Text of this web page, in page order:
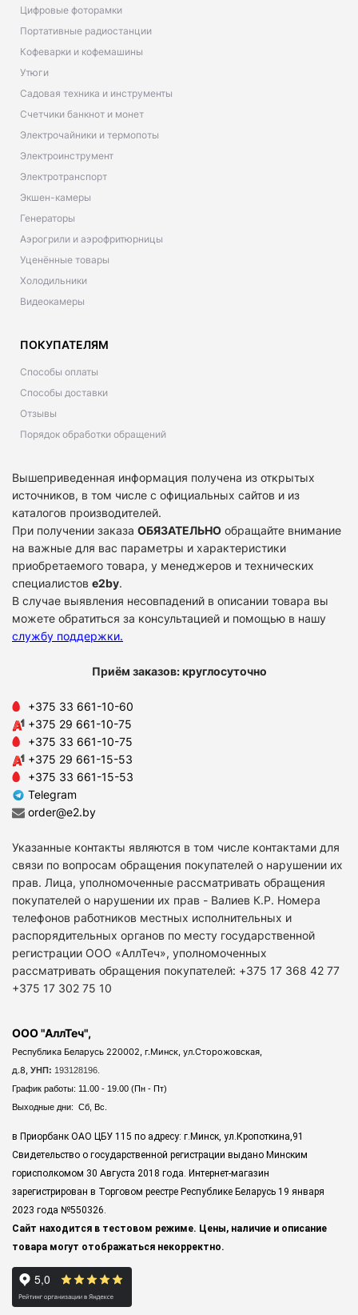
Цифровые фоторамки
Портативные радиостанции
Кофеварки и кофемашины
Утюги
Садовая техника и инструменты
Счетчики банкнот и монет
Электрочайники и термопоты
Электроинструмент
Электротранспорт
Экшен-камеры
Генераторы
Аэрогрили и аэрофритюрницы
Уценённые товары
Холодильники
Видеокамеры
ПОКУПАТЕЛЯМ
Способы оплаты
Способы доставки
Отзывы
Порядок обработки обращений
Вышеприведенная информация получена из открытых
источников, в том числе с официальных сайтов и из
каталогов производителей.
При получении заказа ОБЯЗАТЕЛЬНО обращайте внимание
на важные для вас параметры и характеристики
приобретаемого товара, у менеджеров и технических
специалистов e2by.
В случае выявления несовпадений в описании товара вы
можете обратиться за консультацией и помощью в нашу
службу поддержки.
Приём заказов: круглосуточно
+375 33 661-10-60
+375 29 661-10-75
+375 33 661-10-75
+375 29 661-15-53
+375 33 661-15-53
Telegram
order@e2.by
Указанные контакты являются в том числе контактами для
связи по вопросам обращения покупателей о нарушении их
прав. Лица, уполномоченные рассматривать обращения
покупателей о нарушении их прав - Валиев К.Р. Номера
телефонов работников местных исполнительных и
распорядительных органов по месту государственной
регистрации ООО «АллТеч», уполномоченных
рассматривать обращения покупателей: +375 17 368 42 77
+375 17 302 75 10
ООО "АллТеч",
Республика Беларусь 220002, г.Минск, ул.Сторожовская,
д.8, УНП: 193128196.
График работы: 11.00 - 19.00 (Пн - Пт)
Выходные дни: Сб, Вс.
в Приорбанк ОАО ЦБУ 115 по адресу: г.Минск, ул.Кропоткина,91
Свидетельство о государственной регистрации выдано Минским
горисполкомом 30 Августа 2018 года. Интернет-магазин
зарегистрирован в Торговом реестре Республике Беларусь 19 января
2023 года №550326.
Сайт находится в тестовом режиме. Цены, наличие и описание
товара могут отображаться некорректно.